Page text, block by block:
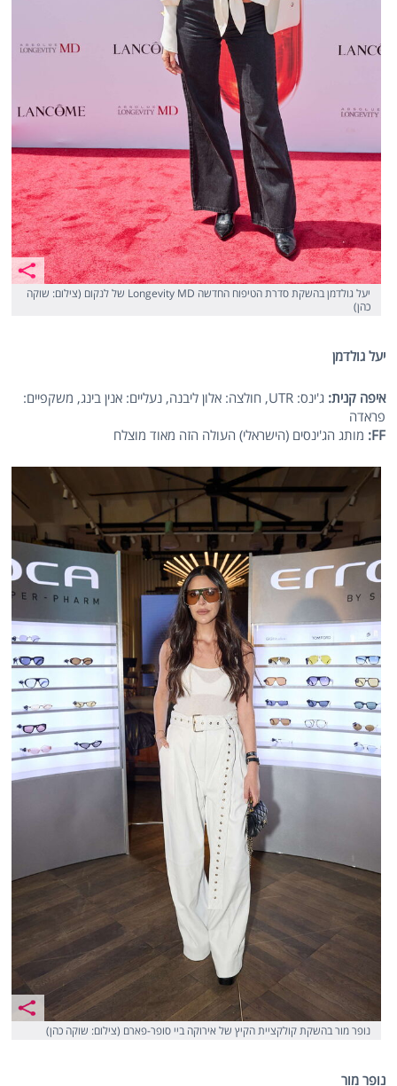
יעל גולדמן בהשקת סדרת הטיפוח החדשה Longevity MD של לנקום (צילום: שוקה
כהן)
יעל גולדמן
איפה קנית:
ג'ינס: UTR, חולצה: אלון ליבנה, נעליים: אנין בינג, משקפיים:
פראדה
FF
: מותג הג'ינסים (הישראלי) העולה הזה מאוד מוצלח
נופר מור בהשקת קולקציית הקיץ של אירוקה ביי סופר-פארם (צילום: שוקה כהן)
נופר מור